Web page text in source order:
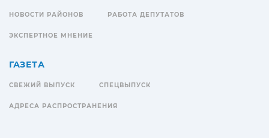
НОВОСТИ РАЙОНОВ РАБОТА ДЕПУТАТОВ
ЭКСПЕРТНОЕ МНЕНИЕ
ГАЗЕТА
СВЕЖИЙ ВЫПУСК СПЕЦВЫПУСК
АДРЕСА РАСПРОСТРАНЕНИЯ